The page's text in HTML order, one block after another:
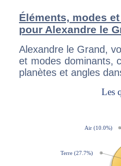
Éléments, modes
pour Alexandre le
Alexandre le Grand,
et modes dominants,
planètes et angles